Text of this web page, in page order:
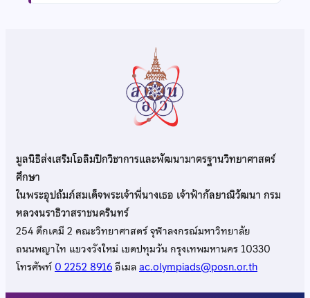
มูลนิธิส่งเสริมโอลิมปิกวิชาการและพัฒนามาตรฐานวิทยาศาสตร์
ศึกษา
ในพระอุปถัมภ์สมเด็จพระเจ้าพี่นางเธอ เจ้าฟ้ากัลยาณิวัฒนา กรม
หลวงนราธิวาสราชนครินทร์
254 ตึกเคมี 2 คณะวิทยาศาสตร์ จุฬาลงกรณ์มหาวิทยาลัย
ถนนพญาไท แขวงวังใหม่ เขตปทุมวัน กรุงเทพมหานคร 10330
โทรศัพท์0 2252 8916อีเมลac.olympiads@posn.or.th